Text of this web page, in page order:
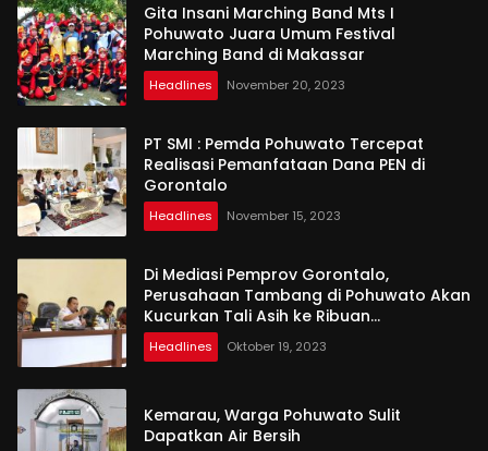
Gita Insani Marching Band Mts I
Pohuwato Juara Umum Festival
Marching Band di Makassar
Headlines November 20, 2023
PT SMI : Pemda Pohuwato Tercepat
Realisasi Pemanfataan Dana PEN di
Gorontalo
Headlines November 15, 2023
Di Mediasi Pemprov Gorontalo,
Perusahaan Tambang di Pohuwato Akan
Kucurkan Tali Asih ke Ribuan
Penambang
Headlines Oktober 19, 2023
Kemarau, Warga Pohuwato Sulit
Dapatkan Air Bersih